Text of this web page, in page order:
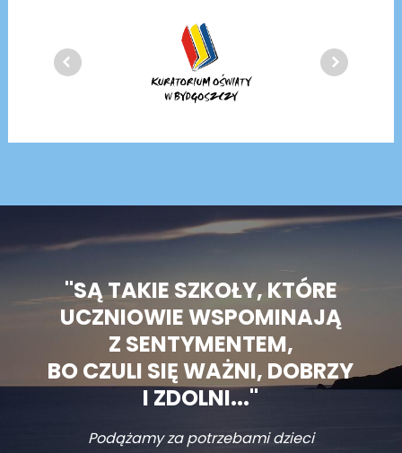
"SĄ TAKIE SZKOŁY, KTÓRE
UCZNIOWIE WSPOMINAJĄ
Z SENTYMENTEM,
BO CZULI SIĘ WAŻNI, DOBRZY
I ZDOLNI..."
Podążamy za potrzebami dzieci